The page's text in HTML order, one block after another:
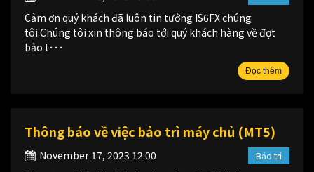
Cảm ơn quý khách đã luôn tin tưởng IS6FX chúng
tôi.Chúng tôi xin thông báo tới quý khách hàng về đợt
bảo t･･･
Đọc thêm
Thông báo về việc bảo trì máy chủ (MT5)
November 17, 2023 12:00
Bảo trì